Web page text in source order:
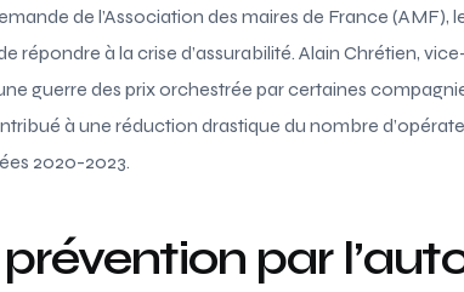
de l’Association des maires de France (AMF),
répondre à la crise d’assurabilité. Alain Chrétien,
guerre des prix orchestrée par certaines
à une réduction drastique du nombre
2020-2023.
par